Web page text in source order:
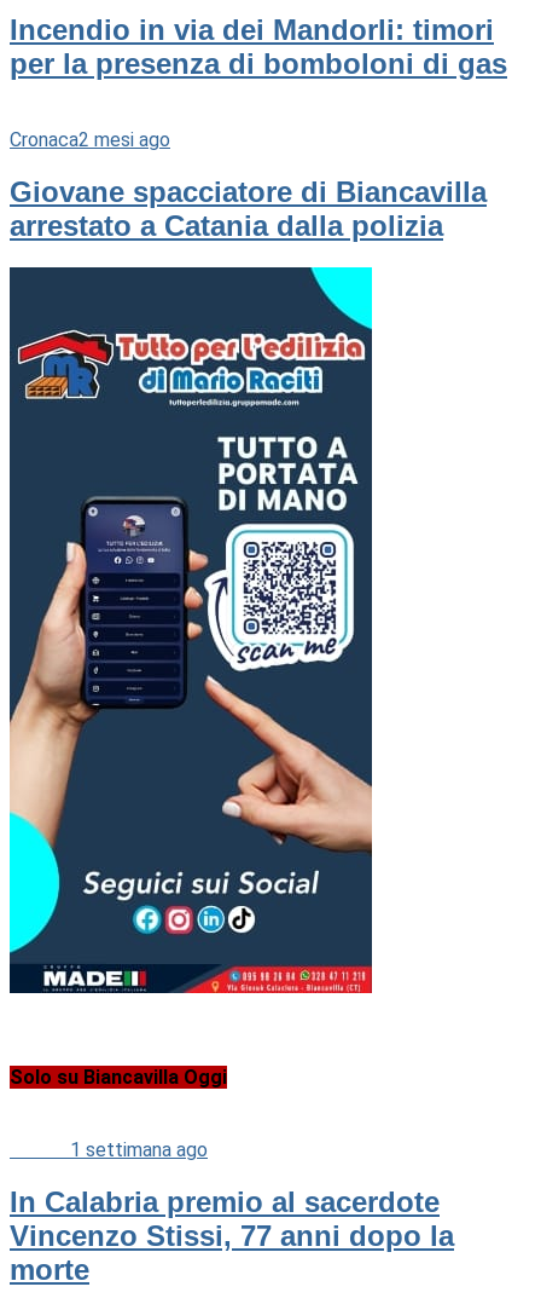
Incendio in via dei Mandorli: timori
per la presenza di bomboloni di gas
Cronaca2 mesi ago
Giovane spacciatore di Biancavilla
arrestato a Catania dalla polizia
Solo su Biancavilla Oggi
1 settimana ago
In Calabria premio al sacerdote
Vincenzo Stissi, 77 anni dopo la
morte